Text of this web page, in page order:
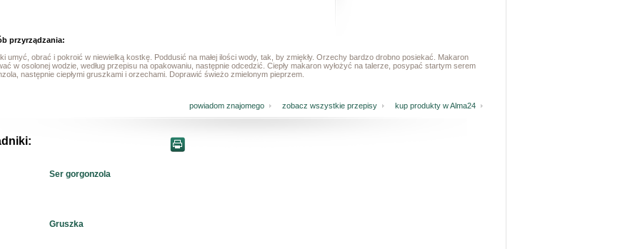
przyrządzania:
umyć, obrać i pokroić w niewielką kostkę. Poddusić na małej ilości wody, tak, by zmiękły. Orzechy bardzo drobno posiekać. Makaron
w osolonej wodzie, według przepisu na opakowaniu, następnie odcedzić. Ciepły makaron wyłożyć na talerze, posypać startym serem
następnie ciepłymi gruszkami i orzechami. Doprawić świeżo zmielonym pieprzem.
kup produkty w Alma24
zobacz wszystkie przepisy
powiadom znajomego
Ser gorgonzola
Gruszka